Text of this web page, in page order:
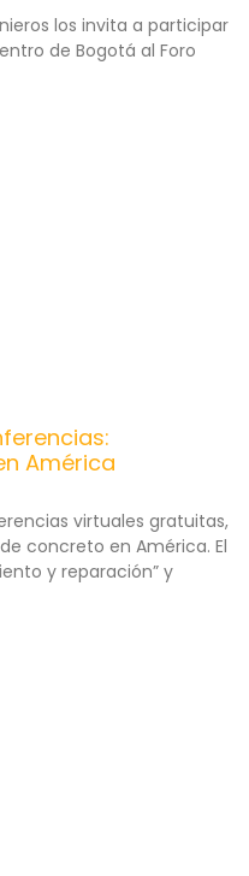
los invita a participar
de Bogotá al Foro
América
virtuales gratuitas,
concreto en América. El
y reparación” y